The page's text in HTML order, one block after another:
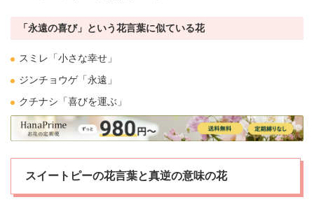
「永遠の喜び」という花言葉に似ている花
スミレ 「小さな幸せ 」
ジンチョウゲ「永遠」
クチナシ 「喜びを運ぶ」
スイートピーの花言葉と真逆の意味の花